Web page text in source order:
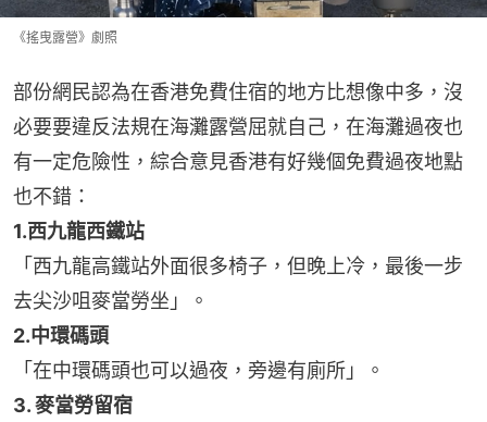
《搖曳露營》劇照
部份網民認為在香港免費住宿的地方比想像中多，沒
必要要違反法規在海灘露營屈就自己，在海灘過夜也
有一定危險性，綜合意見香港有好幾個免費過夜地點
也不錯：
1.西九龍西鐵站
「西九龍高鐵站外面很多椅子，但晚上冷，最後一步
去尖沙咀麥當勞坐」。
2.中環碼頭
「在中環碼頭也可以過夜，旁邊有廁所」。
3. 麥當勞留宿